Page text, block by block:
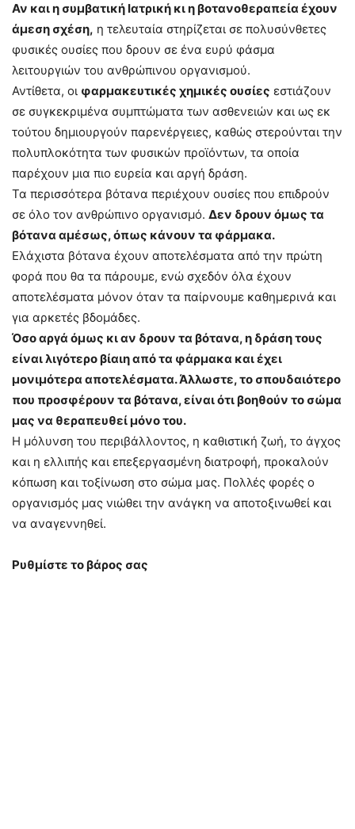
Αν και η συμβατική Ιατρική κι η βοτανοθεραπεία έχουν
άμεση σχέση, η τελευταία στηρίζεται σε πολυσύνθετες
φυσικές ουσίες που δρουν σε ένα ευρύ φάσμα
λειτουργιών του ανθρώπινου οργανισμού.
Αντίθετα, οι φαρμακευτικές χημικές ουσίες εστιάζουν
σε συγκεκριμένα συμπτώματα των ασθενειών και ως εκ
τούτου δημιουργούν παρενέργειες, καθώς στερούνται την
πολυπλοκότητα των φυσικών προϊόντων, τα οποία
παρέχουν μια πιο ευρεία και αργή δράση.
Τα περισσότερα βότανα περιέχουν ουσίες που επιδρούν
σε όλο τον ανθρώπινο οργανισμό. Δεν δρουν όμως τα
βότανα αμέσως, όπως κάνουν τα φάρμακα.
Ελάχιστα βότανα έχουν αποτελέσματα από την πρώτη
φορά που θα τα πάρουμε, ενώ σχεδόν όλα έχουν
αποτελέσματα μόνον όταν τα παίρνουμε καθημερινά και
για αρκετές βδομάδες.
Όσο αργά όμως κι αν δρουν τα βότανα, η δράση τους
είναι λιγότερο βίαιη από τα φάρμακα και έχει
μονιμότερα αποτελέσματα. Άλλωστε, το σπουδαιότερο
που προσφέρουν τα βότανα, είναι ότι βοηθούν το σώμα
μας να θεραπευθεί μόνο του.
Η μόλυνση του περιβάλλοντος, η καθιστική ζωή, το άγχος
και η ελλιπής και επεξεργασμένη διατροφή, προκαλούν
κόπωση και τοξίνωση στο σώμα μας. Πολλές φορές ο
οργανισμός μας νιώθει την ανάγκη να αποτοξινωθεί και
να αναγεννηθεί.
Ρυθμίστε το βάρος σας